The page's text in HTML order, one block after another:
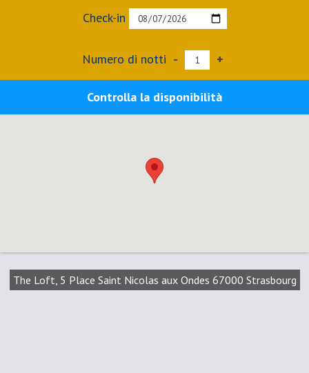
Check-in
Numero di notti - +
Controlla la disponibilità
The Loft, 5 Place Saint Nicolas aux Ondes 67000 Strasbourg